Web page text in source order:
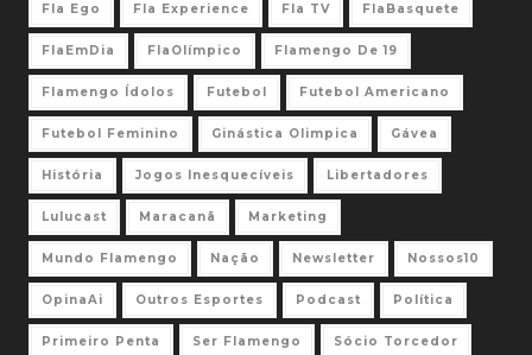
Fla Ego Fla Experience Fla TV FlaBasquete
FlaEmDia FlaOlímpico Flamengo De 19
Flamengo Ídolos Futebol Futebol Americano
Futebol Feminino Ginástica Olimpica Gávea
História Jogos Inesquecíveis Libertadores
Lulucast Maracanã Marketing
Mundo Flamengo Nação Newsletter Nossos10
OpinaAi Outros Esportes Podcast Política
Primeiro Penta Ser Flamengo Sócio Torcedor